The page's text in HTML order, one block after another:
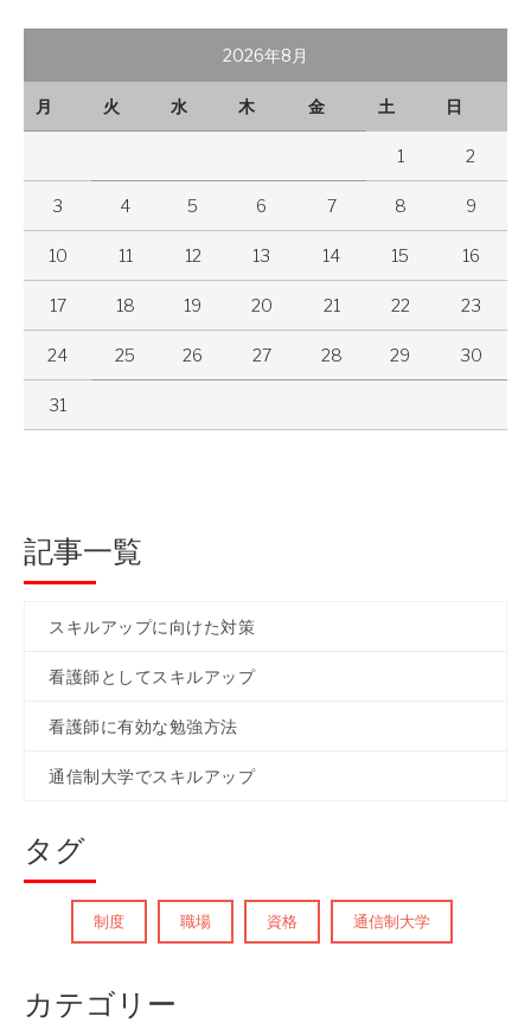
2026年8月
月 火 水 木 金 土 日
1 2
3 4 5 6 7 8 9
10 11 12 13 14 15 16
17 18 19 20 21 22 23
24 25 26 27 28 29 30
31
記事一覧
スキルアップに向けた対策
看護師としてスキルアップ
看護師に有効な勉強方法
通信制大学でスキルアップ
タグ
制度 職場 資格 通信制大学
カテゴリー